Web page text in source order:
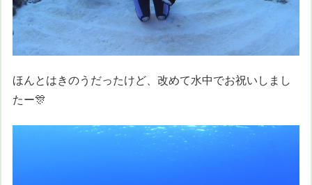
ほんとはきのうだったけど、改めて水中でお祝いしまし
たー🎊